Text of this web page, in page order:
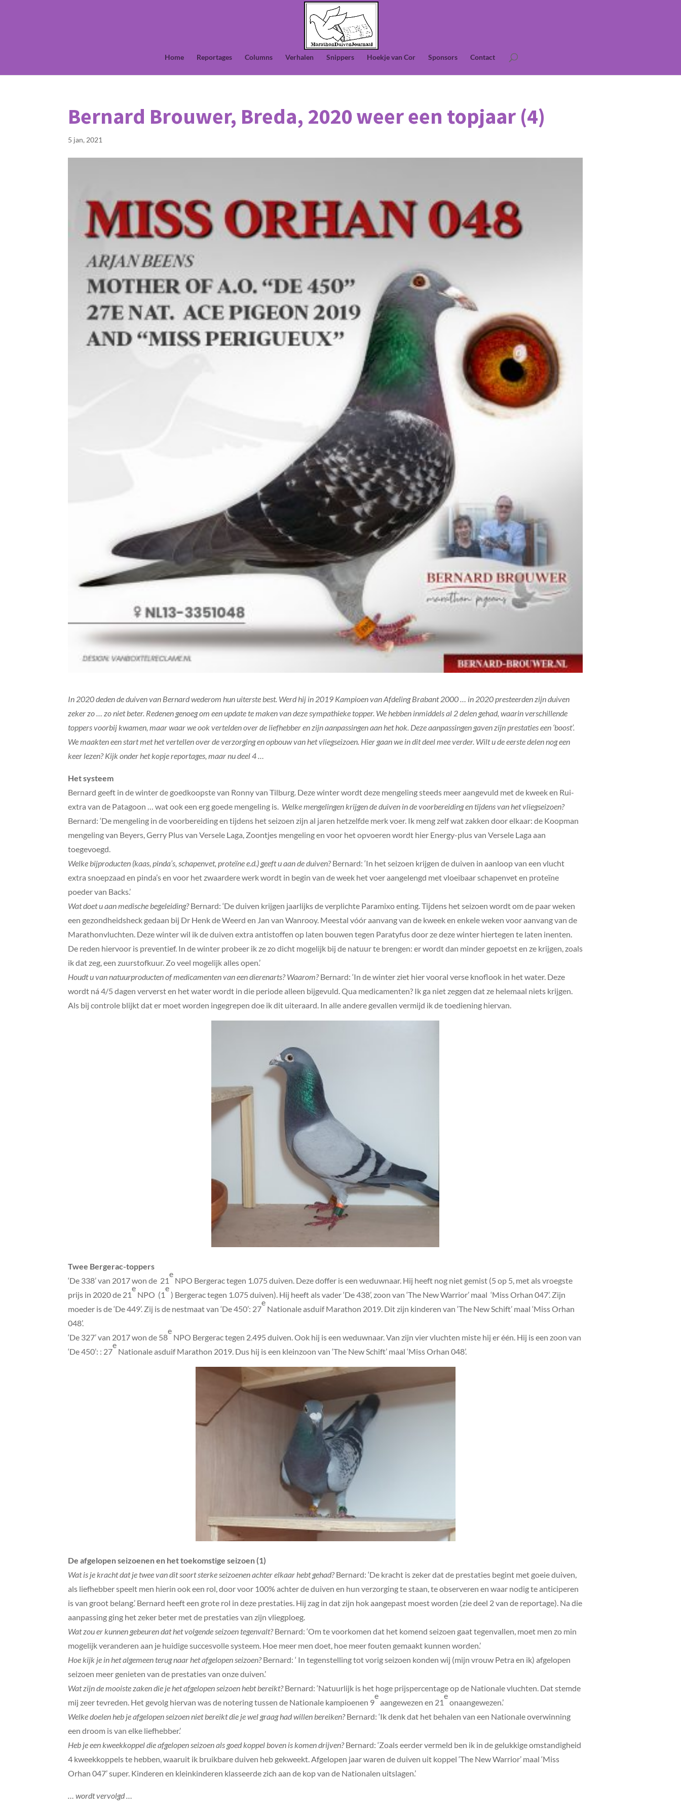
Home Reportages Columns Verhalen Snippers Hoekje van Cor Sponsors Contact
Bernard Brouwer, Breda, 2020 weer een topjaar (4)
5 jan, 2021
In 2020 deden de duiven van Bernard wederom hun uiterste best. Werd hij in 2019 Kampioen van Afdeling Brabant 2000 … in 2020 presteerden zijn duiven
zeker zo … zo niet beter. Redenen genoeg om een update te maken van deze sympathieke topper. We hebben inmiddels al 2 delen gehad, waarin verschillende
toppers voorbij kwamen, maar waar we ook vertelden over de liefhebber en zijn aanpassingen aan het hok. Deze aanpassingen gaven zijn prestaties een ‘boost’.
We maakten een start met het vertellen over de verzorging en opbouw van het vliegseizoen. Hier gaan we in dit deel mee verder. Wilt u de eerste delen nog een
keer lezen? Kijk onder het kopje reportages, maar nu deel 4 …
Het systeem
Bernard geeft in de winter de goedkoopste van Ronny van Tilburg. Deze winter wordt deze mengeling steeds meer aangevuld met de kweek en Rui-
extra van de Patagoon … wat ook een erg goede mengeling is. Welke mengelingen krijgen de duiven in de voorbereiding en tijdens van het vliegseizoen?
Bernard: ‘De mengeling in de voorbereiding en tijdens het seizoen zijn al jaren hetzelfde merk voer. Ik meng zelf wat zakken door elkaar: de Koopman
mengeling van Beyers, Gerry Plus van Versele Laga, Zoontjes mengeling en voor het opvoeren wordt hier Energy-plus van Versele Laga aan
toegevoegd.
Welke bijproducten (kaas, pinda’s, schapenvet, proteïne e.d.) geeft u aan de duiven?Bernard: ‘In het seizoen krijgen de duiven in aanloop van een vlucht
extra snoepzaad en pinda’s en voor het zwaardere werk wordt in begin van de week het voer aangelengd met vloeibaar schapenvet en proteïne
poeder van Backs.’
Wat doet u aan medische begeleiding?Bernard: ‘De duiven krijgen jaarlijks de verplichte Paramixo enting. Tijdens het seizoen wordt om de paar weken
een gezondheidsheck gedaan bij Dr Henk de Weerd en Jan van Wanrooy. Meestal vóór aanvang van de kweek en enkele weken voor aanvang van de
Marathonvluchten. Deze winter wil ik de duiven extra antistoffen op laten bouwen tegen Paratyfus door ze deze winter hiertegen te laten inenten.
De reden hiervoor is preventief. In de winter probeer ik ze zo dicht mogelijk bij de natuur te brengen: er wordt dan minder gepoetst en ze krijgen, zoals
ik dat zeg, een zuurstofkuur. Zo veel mogelijk alles open.’
Houdt u van natuurproducten of medicamenten van een dierenarts? Waarom?Bernard: ‘In de winter ziet hier vooral verse knoflook in het water. Deze
wordt ná 4/5 dagen ververst en het water wordt in die periode alleen bijgevuld. Qua medicamenten? Ik ga niet zeggen dat ze helemaal niets krijgen.
Als bij controle blijkt dat er moet worden ingegrepen doe ik dit uiteraard. In alle andere gevallen vermijd ik de toediening hiervan.
Twee Bergerac-toppers
‘De 338’ van 2017 won de 21
e
NPO Bergerac tegen 1.075 duiven. Deze doffer is een weduwnaar. Hij heeft nog niet gemist (5 op 5, met als vroegste
prijs in 2020 de 21
e
NPO (1
e
) Bergerac tegen 1.075 duiven). Hij heeft als vader ‘De 438’, zoon van ‘The New Warrior’ maal ‘Miss Orhan 047’. Zijn
moeder is de ‘De 449’. Zij is de nestmaat van ‘De 450’: 27
e
Nationale asduif Marathon 2019. Dit zijn kinderen van ‘The New Schift’ maal ‘Miss Orhan
048’.
‘De 327’ van 2017 won de 58
e
NPO Bergerac tegen 2.495 duiven. Ook hij is een weduwnaar. Van zijn vier vluchten miste hij er één. Hij is een zoon van
‘De 450’: : 27
e
Nationale asduif Marathon 2019. Dus hij is een kleinzoon van ‘The New Schift’ maal ‘Miss Orhan 048’.
De afgelopen seizoenen en het toekomstige seizoen (1)
Wat is je kracht dat je twee van dit soort sterke seizoenen achter elkaar hebt gehad?Bernard: ‘De kracht is zeker dat de prestaties begint met goeie duiven,
als liefhebber speelt men hierin ook een rol, door voor 100% achter de duiven en hun verzorging te staan, te observeren en waar nodig te anticiperen
is van groot belang.’ Bernard heeft een grote rol in deze prestaties. Hij zag in dat zijn hok aangepast moest worden (zie deel 2 van de reportage). Na die
aanpassing ging het zeker beter met de prestaties van zijn vliegploeg.
Wat zou er kunnen gebeuren dat het volgende seizoen tegenvalt?Bernard: ‘Om te voorkomen dat het komend seizoen gaat tegenvallen, moet men zo min
mogelijk veranderen aan je huidige succesvolle systeem. Hoe meer men doet, hoe meer fouten gemaakt kunnen worden.’
Hoe kijk je in het algemeen terug naar het afgelopen seizoen?Bernard: ‘ In tegenstelling tot vorig seizoen konden wij (mijn vrouw Petra en ik) afgelopen
seizoen meer genieten van de prestaties van onze duiven.’
Wat zijn de mooiste zaken die je het afgelopen seizoen hebt bereikt?Bernard: ‘Natuurlijk is het hoge prijspercentage op de Nationale vluchten. Dat stemde
mij zeer tevreden. Het gevolg hiervan was de notering tussen de Nationale kampioenen 9
e
aangewezen en 21
e
onaangewezen.’
Welke doelen heb je afgelopen seizoen niet bereikt die je wel graag had willen bereiken?Bernard: ‘Ik denk dat het behalen van een Nationale overwinning
een droom is van elke liefhebber.’
Heb je een kweekkoppel die afgelopen seizoen als goed koppel boven is komen drijven?Bernard: ‘Zoals eerder vermeld ben ik in de gelukkige omstandigheid
4 kweekkoppels te hebben, waaruit ik bruikbare duiven heb gekweekt. Afgelopen jaar waren de duiven uit koppel ‘The New Warrior’ maal ‘Miss
Orhan 047’ super. Kinderen en kleinkinderen klasseerde zich aan de kop van de Nationalen uitslagen.’
… wordt vervolgd …